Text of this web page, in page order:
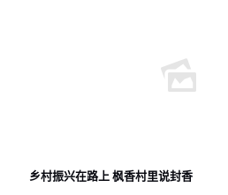
乡村振兴在路上 枫香村里说封香